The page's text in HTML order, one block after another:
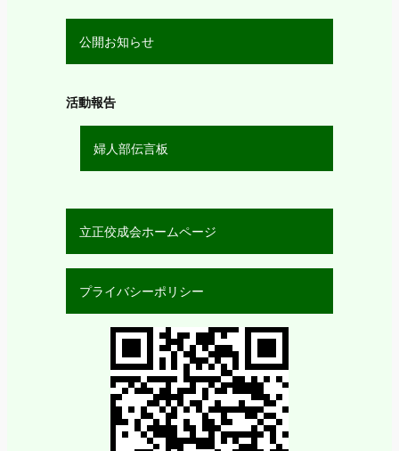
公開お知らせ
活動報告
婦人部伝言板
立正佼成会ホームページ
プライバシーポリシー